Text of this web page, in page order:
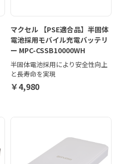
マクセル 【PSE適合品】半固体
電池採用モバイル充電バッテリ
ー MPC-CSSB10000WH
半固体電池採用により安全性向上
と長寿命を実現
￥4,980